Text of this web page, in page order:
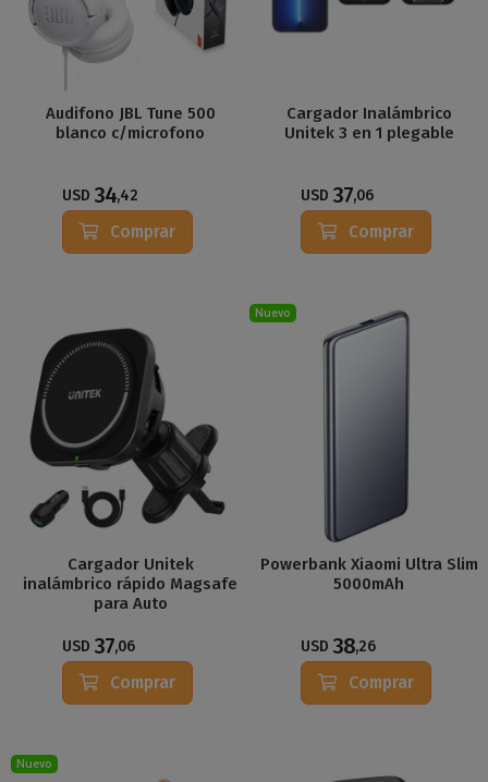
Audifono JBL Tune 500
blanco c/microfono
USD 34,42
Comprar
Cargador Inalámbrico
Unitek 3 en 1 plegable
USD 37,06
Comprar
Cargador Unitek
inalámbrico rápido Magsafe
para Auto
USD 37,06
Comprar
Nuevo
Powerbank Xiaomi Ultra Slim
5000mAh
USD 38,26
Comprar
Nuevo